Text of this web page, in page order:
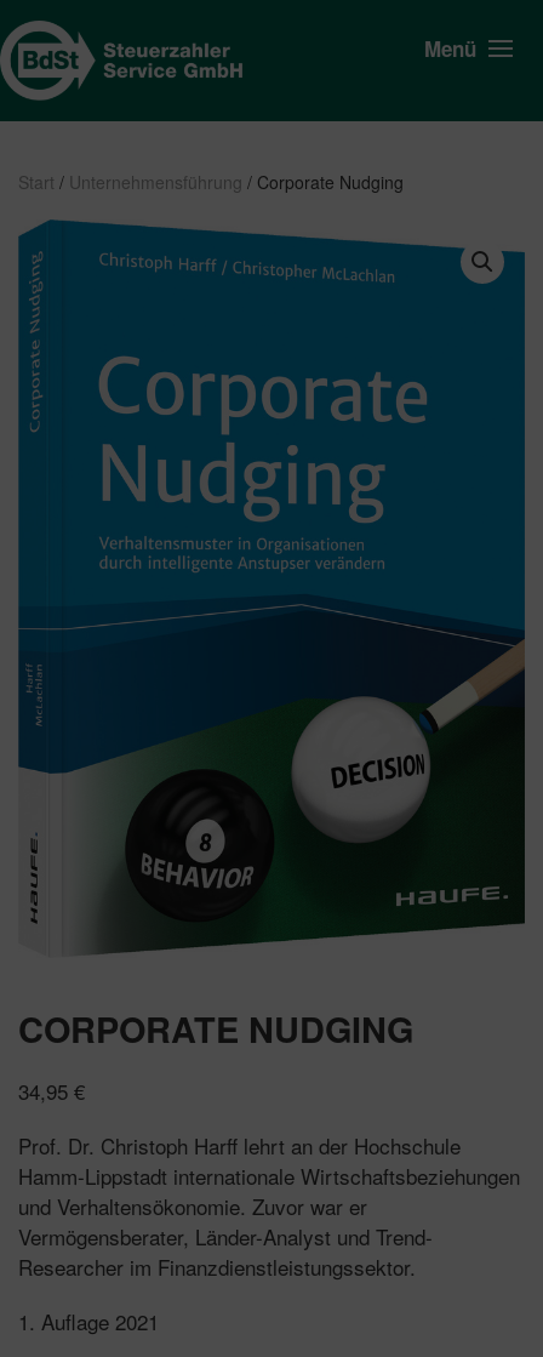
Menü
Start / Unternehmensführung / Corporate Nudging
CORPORATE NUDGING
34,95 €
Prof. Dr. Christoph Harff lehrt an der Hochschule
Hamm-Lippstadt internationale Wirtschaftsbeziehungen
und Verhaltensökonomie. Zuvor war er
Vermögensberater, Länder-Analyst und Trend-
Researcher im Finanzdienstleistungssektor.
1. Auflage 2021